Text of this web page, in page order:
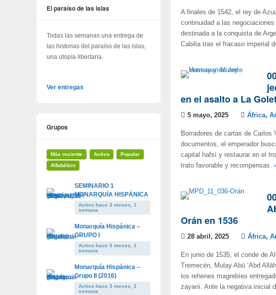
A finales de 1542, el rey de
continuidad a las
destinada a la conquista de
Cabilia tras el fracaso imperial
en el asalto a La
5 mayo, 2025 África,
Borradores de cartas de
documentos, el emperador
capital hafsí y restaurar en el
trato favorable y recompensas.
Orán en 1536
28 abril, 2025 África,
En junio de 1535, el conde de
Tremecén, Mulay Abū ‘Abd
los rehenes magrebíes
zayaní. Ante la negativa inicial
El paraíso de las islas
Todas las semanas una entrega de
las historias del paraíso de las islas,
una utopía libertaria.
Ver entregas
Grupos
Más reciente Activo
Popular
Alfabético
SEMINARIO 1
MONARQUÍA HISPÁNICA
Activo hace 3 meses, 1
semana
Monarquía Hispánica –
GRUPO I
Activo hace 3 meses, 1
semana
Monarquía Hispánica –
Grupo II (2016)
Activo hace 3 meses, 1
semana